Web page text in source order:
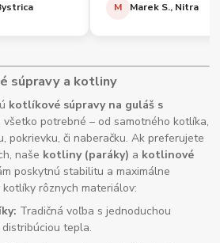
M Marek S., Nitra
súpravy a kotliny
kotlíkové súpravy na guláš s
potrebné – od samotného kotlíka,
pokrievku, či naberačku. Ak preferujete
naše kotliny (paráky) a kotlinové
poskytnú stabilitu a maximálne
rôznych materiálov:
Tradičná voľba s jednoduchou
tepla.